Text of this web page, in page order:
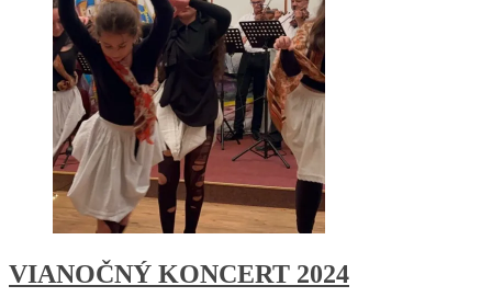
VIANOČNÝ KONCERT 2024